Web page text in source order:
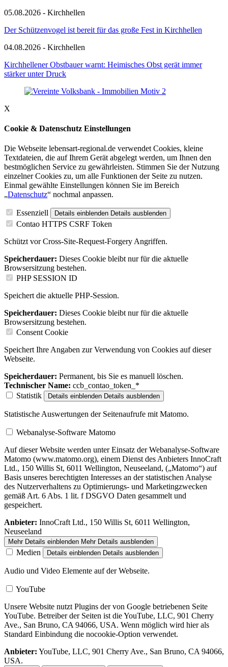
05.08.2026 - Kirchhellen
Der Schützenvogel ist bereit für das große Fest in Kirchhellen
04.08.2026 - Kirchhellen
Kirchhellener Obstbauer warnt: Heimisches Obst gerät immer
stärker unter Druck
X
Cookie & Datenschutz Einstellungen
Die Webseite lebensart-regional.de verwendet Cookies, kleine
Textdateien, die auf Ihrem Gerät abgelegt werden, um Ihnen den
bestmöglichen Service zu gewährleisten. Stimmen Sie der Nutzung
einzelner Cookies zu, um alle Funktionen der Seite zu nutzen.
Einmal gewählte Einstellungen können Sie im Bereich
„Datenschutz“ nochmal anpassen.
Essenziell Details einblenden Details ausblenden
Contao HTTPS CSRF Token
Schützt vor Cross-Site-Request-Forgery Angriffen.
Speicherdauer: Dieses Cookie bleibt nur für die aktuelle
Browsersitzung bestehen.
PHP SESSION ID
Speichert die aktuelle PHP-Session.
Speicherdauer: Dieses Cookie bleibt nur für die aktuelle
Browsersitzung bestehen.
Consent Cookie
Speichert Ihre Angaben zur Verwendung von Cookies auf dieser
Webseite.
Speicherdauer: Permanent, bis Sie es manuell löschen.
Technischer Name: ccb_contao_token_*
Statistik
Details einblenden Details ausblenden
Statistische Auswertungen der Seitenaufrufe mit Matomo.
Webanalyse-Software Matomo
Auf dieser Website werden unter Einsatz der Webanalyse-Software
Matomo (www.matomo.org), einem Dienst des Anbieters InnoCraft
Ltd., 150 Willis St, 6011 Wellington, Neuseeland, („Matomo“) auf
Basis unseres berechtigten Interesses an der statistischen Analyse
des Nutzerverhaltens zu Optimierungs- und Marketingzwecken
gemäß Art. 6 Abs. 1 lit. f DSGVO Daten gesammelt und
gespeichert.
Anbieter: InnoCraft Ltd., 150 Willis St, 6011 Wellington,
Neuseeland
Mehr Details einblenden Mehr Details ausblenden
Medien Details einblenden Details ausblenden
Audio und Video Elemente auf der Webseite.
YouTube
Unsere Website nutzt Plugins der von Google betriebenen Seite
YouTube. Betreiber der Seiten ist die YouTube, LLC, 901 Cherry
Ave., San Bruno, CA 94066, USA. Wenn möglich wird hier als
Standard Einbindung die nocookie-Option verwendet.
Anbieter: YouTube, LLC, 901 Cherry Ave., San Bruno, CA 94066,
USA.